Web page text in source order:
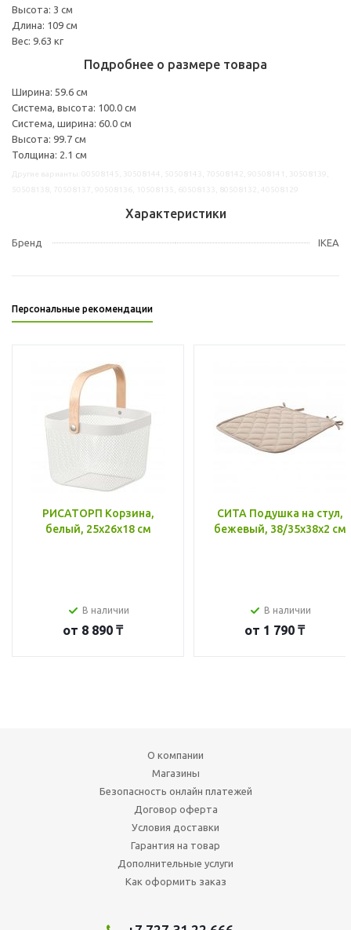
Высота: 3 см
Длина: 109 см
Вес: 9.63 кг
Подробнее о размере товара
Ширина: 59.6 см
Система, высота: 100.0 см
Система, ширина: 60.0 см
Высота: 99.7 см
Толщина: 2.1 см
Характеристики
Бренд IKEA
Персональные рекомендации
РИСАТОРП Корзина,
белый, 25x26x18 см
В наличии
от 8 890 ₸
СИТА Подушка на стул,
бежевый, 38/35x38x2 см
В наличии
от 1 790 ₸
О компании
Магазины
Безопасность онлайн платежей
Договор оферта
Условия доставки
Гарантия на товар
Дополнительные услуги
Как оформить заказ